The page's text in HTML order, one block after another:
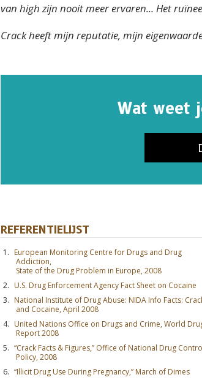
van high zijn nooit meer ervaren... Het
Crack heeft mijn reputatie, mijn
Wat weet
REFERENTIELIJST
European Monitoring Centre for Drugs and Drug
Addiction,
State of the Drug Problem in Europe, 2008
U.S. Drug Enforcement Agency Fact Sheet on Cocaine
National Institute of Drug Abuse: NIDA Info Facts:
and Cocaine, April 2008
United Nations Office on Drugs and Crime, World
Report 2008
“Crack Facts & Figures,” Office of National Drug
Policy, 2008
“Illicit Drug Use During Pregnancy,” March of Dimes